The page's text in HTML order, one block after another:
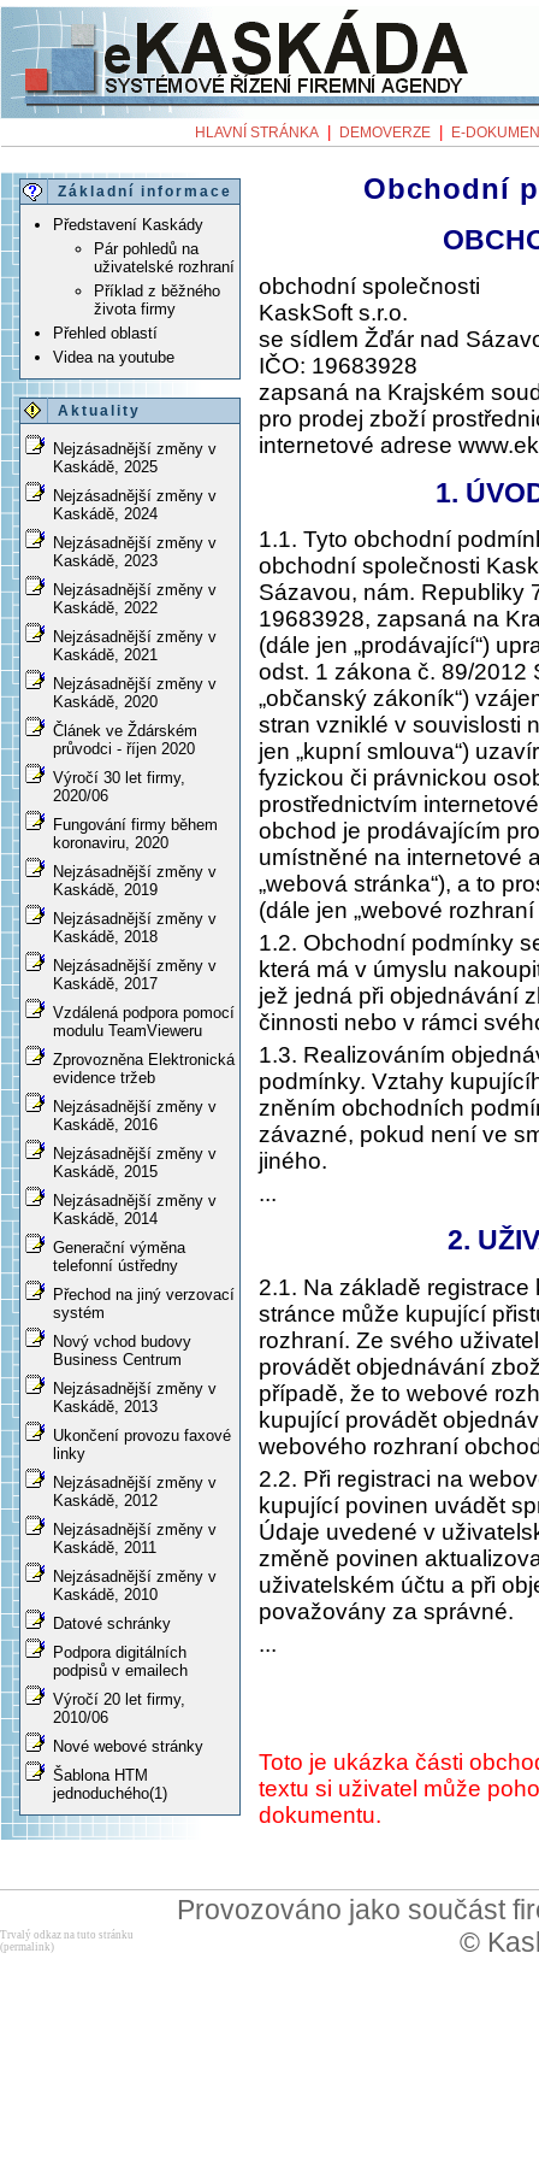
HLAVNÍ STRÁNKA DEMOVERZE E-
Základní informace
Představení Kaskády
Pár pohledů na
uživatelské rozhraní
Příklad z běžného
života firmy
Přehled oblastí
Videa na youtube
Aktuality
Nejzásadnější změny v
Kaskádě, 2025
Nejzásadnější změny v
Kaskádě, 2024
Nejzásadnější změny v
Kaskádě, 2023
Nejzásadnější změny v
Kaskádě, 2022
Nejzásadnější změny v
Kaskádě, 2021
Nejzásadnější změny v
Kaskádě, 2020
Článek ve Ždárském
průvodci - říjen 2020
Výročí 30 let firmy,
2020/06
Fungování firmy během
koronaviru, 2020
Nejzásadnější změny v
Kaskádě, 2019
Nejzásadnější změny v
Kaskádě, 2018
Nejzásadnější změny v
Kaskádě, 2017
Vzdálená podpora pomocí
modulu TeamVieweru
Zprovozněna Elektronická
evidence tržeb
Nejzásadnější změny v
Kaskádě, 2016
Nejzásadnější změny v
Kaskádě, 2015
Nejzásadnější změny v
Kaskádě, 2014
Generační výměna
telefonní ústředny
Přechod na jiný verzovací
systém
Nový vchod budovy
Business Centrum
Nejzásadnější změny v
Kaskádě, 2013
Ukončení provozu faxové
linky
Nejzásadnější změny v
Kaskádě, 2012
Nejzásadnější změny v
Kaskádě, 2011
Nejzásadnější změny v
Kaskádě, 2010
Datové schránky
Podpora digitálních
podpisů v emailech
Výročí 20 let firmy,
2010/06
Nové webové stránky
Šablona HTM
jednoduchého(1)
Obchodní
obchodní společnosti
KaskSoft s.r.o.
se sídlem Žďár nad
IČO: 19683928
zapsaná na Krajském
pro prodej zboží
internetové adrese
1.
1.1. Tyto obchodní
obchodní společnosti
Sázavou, nám. Republiky
19683928, zapsaná na
(dále jen „prodávající“)
odst. 1 zákona č. 89/2012
„občanský zákoník“)
stran vzniklé v souvislosti
jen „kupní smlouva“)
fyzickou či právnickou
prostřednictvím
obchod je prodávajícím
umístněné na internetové
„webová stránka“), a to
(dále jen „webové
1.2. Obchodní podmínky
která má v úmyslu
jež jedná při objednávání
činnosti nebo v rámci
1.3. Realizováním
podmínky. Vztahy
zněním obchodních
závazné, pokud není ve
jiného.
...
2.
2.1. Na základě
stránce může kupující
rozhraní. Ze svého
provádět objednávání
případě, že to webové
kupující provádět
webového rozhraní
2.2. Při registraci na
kupující povinen uvádět
Údaje uvedené v
změně povinen
uživatelském účtu a při
považovány za správné.
...
Toto je ukázka části
textu si uživatel může
dokumentu.
Provozováno jako součást
©
Trvalý odkaz na tuto stránku
(permalink)